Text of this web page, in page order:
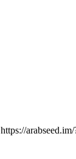
https://